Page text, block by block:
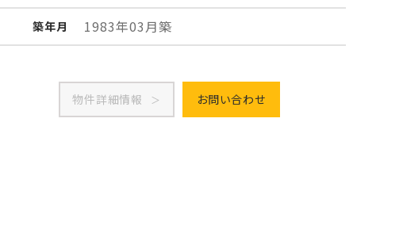
築年月 1983年03月築
物件詳細情報 お問い合わせ